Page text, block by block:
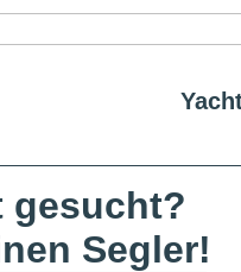
gesucht?
Segler!